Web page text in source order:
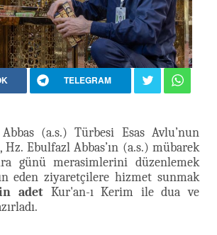
TELEGRAM
(a.s.) Türbesi Esas Avlu’nun
Hz. Ebulfazl Abbas’ın (a.s.) mübarek
günü merasimlerini düzenlemek
eden ziyaretçilere hizmet sunmak
adet Kur'an-ı Kerim ile dua ve